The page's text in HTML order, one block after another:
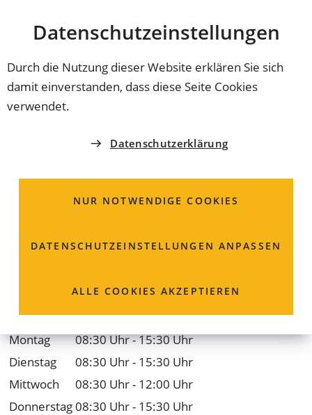
Datenschutz­einstellungen
Durch die Nutzung dieser Website erklären Sie sich
damit einverstanden, dass diese Seite Cookies
verwendet.
Datenschutzerklärung
NUR NOTWENDIGE COOKIES
DATENSCHUTZ­EINSTELLUNGEN ANPASSEN
ALLE COOKIES AKZEPTIEREN
INHALT ANSPRINGEN
Coburg
GRÜNFLÄCHENAMT
Glockenberg 27
96450 Coburg
09561 89-1670
Öffnungszeiten
Montag
08:30 Uhr - 15:30 Uhr
Dienstag
08:30 Uhr - 15:30 Uhr
Mittwoch
08:30 Uhr - 12:00 Uhr
Donnerstag08:30 Uhr - 15:30 Uhr